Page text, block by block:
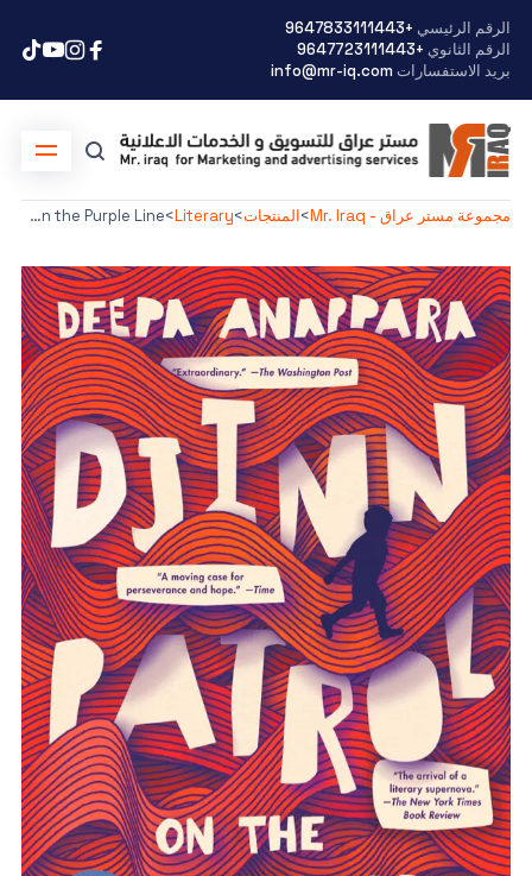
الرقم الرئيسي +9647833111443
الرقم الثانوي +9647723111443
بريد الاستفسارات info@mr-iq.com
مجموعة مستر عراق - Mr. Iraq >المنتجات>
Literary
>
Djinn Patrol on the Purple Line